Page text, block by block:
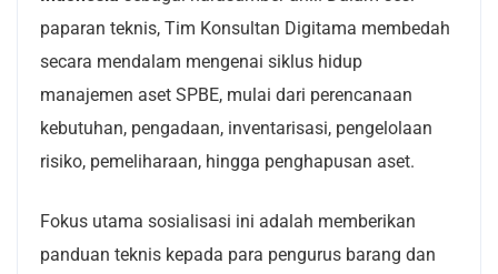
paparan teknis, Tim Konsultan Digitama membedah
secara mendalam mengenai siklus hidup
manajemen aset SPBE, mulai dari perencanaan
kebutuhan, pengadaan, inventarisasi, pengelolaan
risiko, pemeliharaan, hingga penghapusan aset.
Fokus utama sosialisasi ini adalah memberikan
panduan teknis kepada para pengurus barang dan